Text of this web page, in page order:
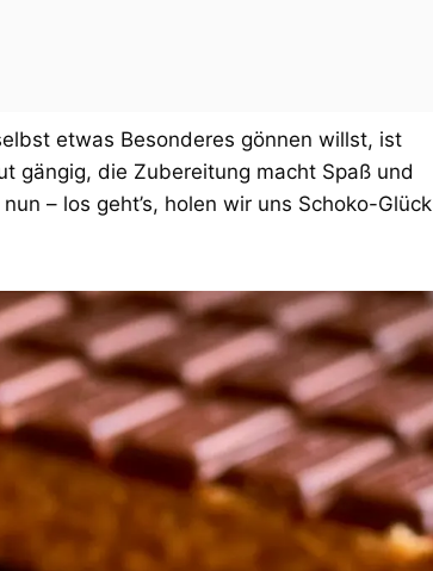
etwas Besonderes gönnen willst, ist
gängig, die Zubereitung macht Spaß und
– los geht’s, holen wir uns Schoko-Glück